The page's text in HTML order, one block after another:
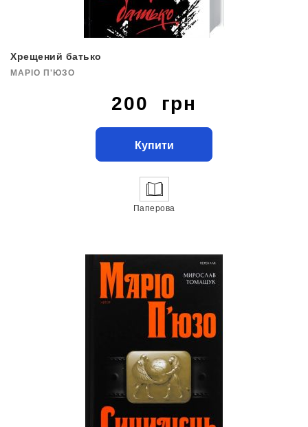
Хрещений батько
МАРІО П'ЮЗО
200 грн
Купити
Паперова